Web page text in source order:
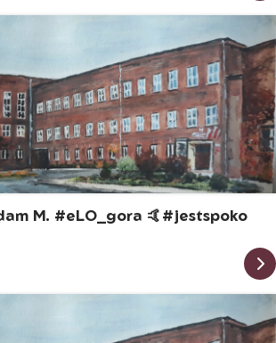
M. #eLO_gora 🤙#jestspoko